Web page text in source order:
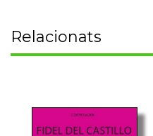
Relacionats